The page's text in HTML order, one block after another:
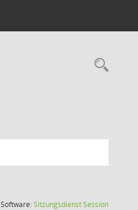
Software:SitzungsdienstSession(Wird in